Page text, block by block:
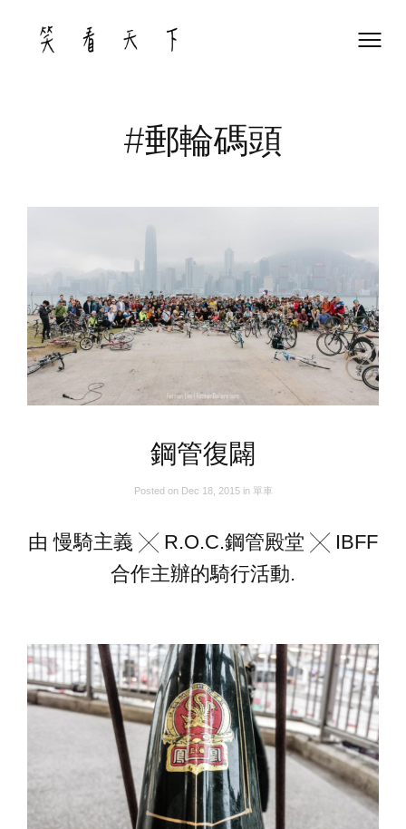
content
#郵輪碼頭
鋼管復闢
Posted on Dec 18, 2015 in 單車
由 慢騎主義 ╳ R.O.C.鋼管殿堂 ╳ IBFF
合作主辦的騎行活動.